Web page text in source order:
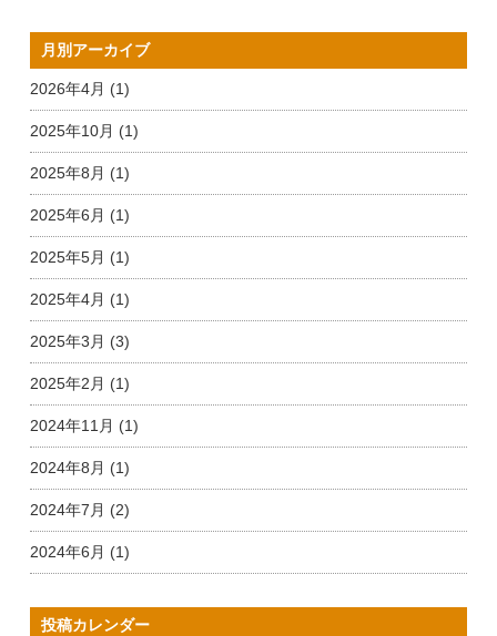
月別アーカイブ
2026年4月 (1)
2025年10月 (1)
2025年8月 (1)
2025年6月 (1)
2025年5月 (1)
2025年4月 (1)
2025年3月 (3)
2025年2月 (1)
2024年11月 (1)
2024年8月 (1)
2024年7月 (2)
2024年6月 (1)
投稿カレンダー